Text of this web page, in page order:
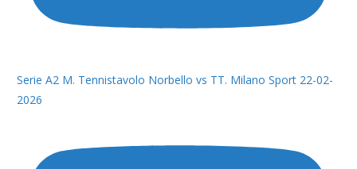
Serie A2 M. Tennistavolo Norbello vs TT. Milano Sport 22-02-
2026